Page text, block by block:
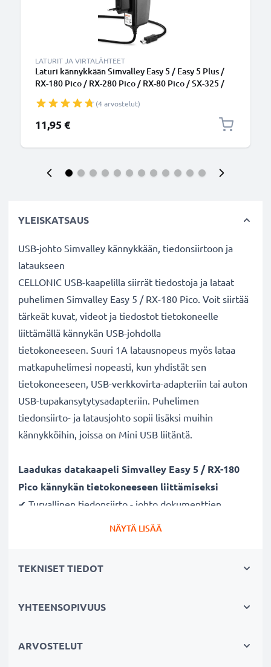
LATURIT JA VIRTALÄHTEET
Laturi kännykkään Simvalley Easy 5 / Easy 5 Plus /
RX-180 Pico / RX-280 Pico / RX-80 Pico / SX-325 /
latausjohto, laturi(4 arvostelut)
11,95 €
YLEISKATSAUS
USB-johto Simvalley kännykkään, tiedonsiirtoon ja
lataukseen
CELLONIC USB-kaapelilla siirrät tiedostoja ja lataat
puhelimen Simvalley Easy 5 / RX-180 Pico. Voit siirtää
tärkeät kuvat, videot ja tiedostot tietokoneelle
liittämällä kännykän USB-johdolla
tietokoneeseen. Suuri 1A latausnopeus myös lataa
matkapuhelimesi nopeasti, kun yhdistät sen
tietokoneeseen, USB-verkkovirta-adapteriin tai auton
USB-tupakansytytysadapteriin. Puhelimen
tiedonsiirto- ja latausjohto sopii lisäksi muihin
kännykköihin, joissa on Mini USB liitäntä.
Laadukas datakaapeli Simvalley Easy 5 / RX-180
Pico kännykän tietokoneeseen liittämiseksi
✔ Turvallinen tiedonsiirto - johto dokumenttien,
suurella 480 MBit/s - USB 2.0 nopeudella
USB 2.0 versiolla
NÄYTÄ LISÄÄ
TEKNISET TIEDOT
YHTEENSOPIVUUS
ARVOSTELUT